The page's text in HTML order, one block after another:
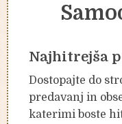
Najhitrejša
Dostopajte do
predavanj in
katerimi boste